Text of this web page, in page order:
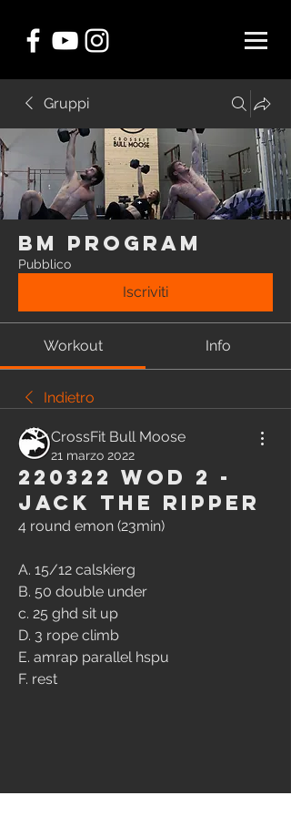
Gruppi
BM Program
Pubblico
Iscriviti
Workout Info
Indietro
CrossFit Bull Moose
21 marzo 2022
220322 WOD 2 -
Jack the Ripper
4 round emon (23min)
A. 15/12 calskierg
B. 50 double under
c. 25 ghd sit up
D. 3 rope climb
E. amrap parallel hspu
F. rest